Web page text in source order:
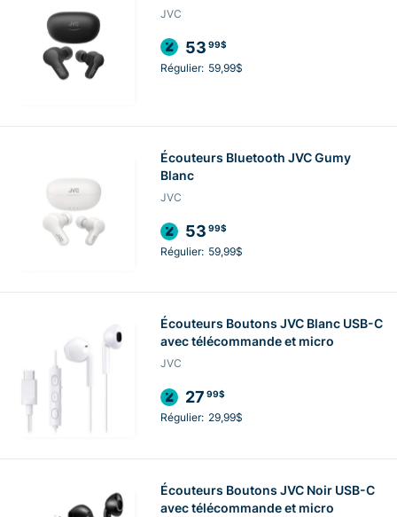
JVC
53 99$
Régulier: 59,99$
Écouteurs Bluetooth JVC Gumy
Blanc
JVC
53 99$
Régulier: 59,99$
Écouteurs Boutons JVC Blanc USB-C
avec télécommande et micro
JVC
27 99$
Régulier: 29,99$
Écouteurs Boutons JVC Noir USB-C
avec télécommande et micro